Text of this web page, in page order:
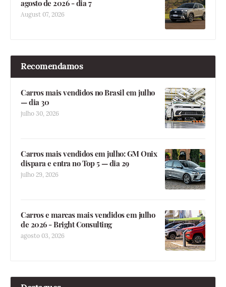
agosto de 2026 - dia 7
August 07, 2026
Recomendamos
Carros mais vendidos no Brasil em julho
— dia 30
julho 30, 2026
Carros mais vendidos em julho: GM Onix
dispara e entra no Top 5 — dia 29
julho 29, 2026
Carros e marcas mais vendidos em julho
de 2026 - Bright Consulting
agosto 03, 2026